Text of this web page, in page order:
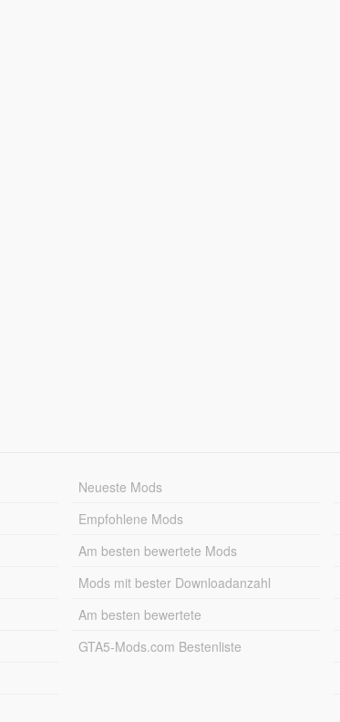
Neueste Mods
Empfohlene Mods
Am besten bewertete Mods
Mods mit bester Downloadanzahl
Am besten bewertete
GTA5-Mods.com Bestenliste